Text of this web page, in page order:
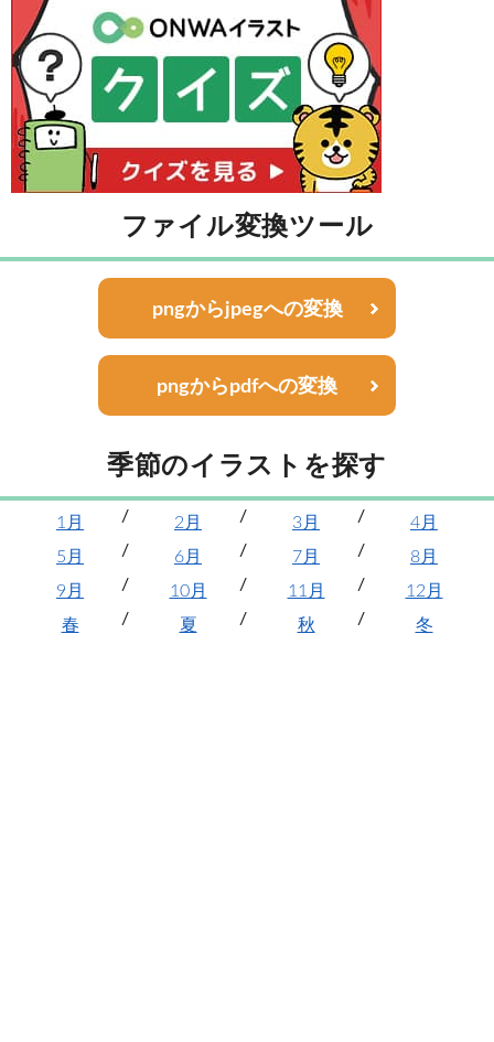
ファイル変換ツール
pngからjpegへの変換
pngからpdfへの変換
季節のイラストを探す
1月 2月 3月
4月
5月
6月 7月
8月
9月
10月 11月
12月
春
夏 秋 冬